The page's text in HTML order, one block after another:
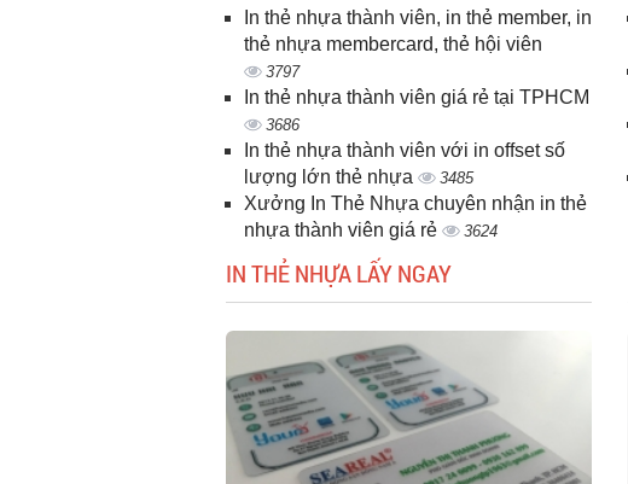
In thẻ nhựa thành viên, in thẻ member, in
thẻ nhựa membercard, thẻ hội viên
3797
In thẻ nhựa thành viên giá rẻ tại TPHCM
3686
In thẻ nhựa thành viên với in offset số
lượng lớn thẻ nhựa
3485
Xưởng In Thẻ Nhựa chuyên nhận in thẻ
nhựa thành viên giá rẻ
3624
IN THẺ NHỰA LẤY NGAY